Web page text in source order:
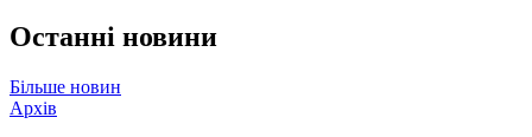
Останні новини
Більше новин
Архів